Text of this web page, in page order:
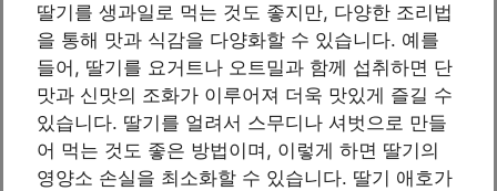
딸기를 생과일로 먹는 것도 좋지만, 다양한 조리법
을 통해 맛과 식감을 다양화할 수 있습니다. 예를
들어, 딸기를 요거트나 오트밀과 함께 섭취하면 단
맛과 신맛의 조화가 이루어져 더욱 맛있게 즐길 수
있습니다. 딸기를 얼려서 스무디나 셔벗으로 만들
어 먹는 것도 좋은 방법이며, 이렇게 하면 딸기의
영양소 손실을 최소화할 수 있습니다. 딸기 애호가